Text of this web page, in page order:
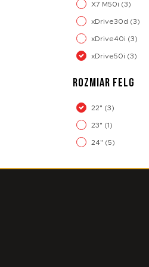
X7 M50i (3)
xDrive30d (3)
xDrive40i (3)
xDrive50i (3)
ROZMIAR FELG
22" (3)
23" (1)
24" (5)